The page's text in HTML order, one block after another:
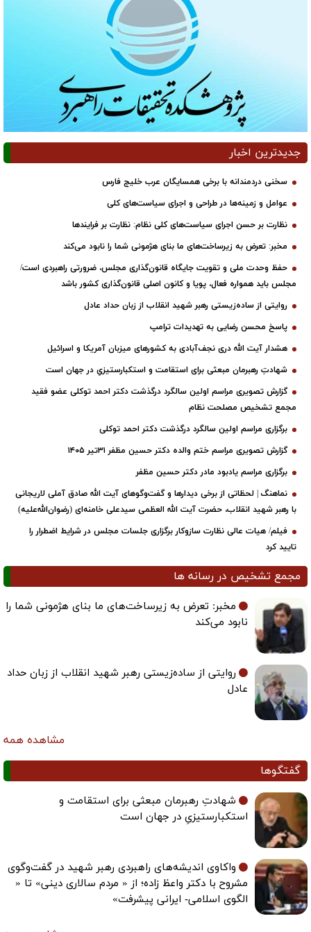
جدیدترین اخبار
سخنی دردمندانه با برخی همسایگان عرب خلیج فارس
عوامل و زمینه‌ها در طراحی و اجرای سیاست‌های کلی
نظارت بر حسن اجرای سیاست‌های کلی نظام: نظارت بر فرایندها
مخبر: تعرض به زیرساخت‌های ما بنای هژمونی شما را نابود می‌کند
حفظ وحدت ملی و تقویت جایگاه قانون‌گذاری مجلس، ضرورتی راهبردی است/
مجلس باید همواره فعال، پویا و کانون اصلی قانون‌گذاری کشور باشد
روایتی از ساده‌زیستی رهبر شهید انقلاب از زبان حداد عادل
پاسخ محسن رضایی به تهدیدات ترامپ
هشدار آیت الله دری نجف‌آبادی به کشورهای میزبان آمریکا و اسرائیل
شهادتِ رهبرمان مبعثی برای استقامت و استکبارستیزیِ در جهان است
گزارش تصویری مراسم اولین سالگرد درگذشت دکتر احمد توکلی عضو فقید
مجمع تشخیص مصلحت نظام
برگزاری مراسم اولین سالگرد درگذشت دکتر احمد توکلی
گزارش تصویری مراسم ختم والده دکتر حسین مظفر ۳۱تیر ۱۴۰۵
برگزاری مراسم یادبود مادر دکتر حسین مظفر
نماهنگ | لحظاتی از برخی دیدارها و گفت‌وگوهای آیت ‌الله صادق آملی لاریجانی
با رهبر شهید انقلاب، حضرت آیت‌ الله العظمی سیدعلی خامنه‌ای (رضوان‌الله‌علیه)
فیلم/ هیات عالی نظارت سازوکار برگزاری جلسات مجلس در شرایط اضطرار را
تایید کرد
مجمع تشخیص در رسانه ها
مخبر: تعرض به زیرساخت‌های ما بنای هژمونی شما را
نابود می‌کند
روایتی از ساده‌زیستی رهبر شهید انقلاب از زبان حداد
عادل
مشاهده همه
گفتگوها
شهادتِ رهبرمان مبعثی برای استقامت و
استکبارستیزیِ در جهان است
واکاوی اندیشه‌های راهبردی رهبر شهید در گفت‌وگوی
مشروح با دکتر واعظ زاده؛ از « مردم سالاری دینی» تا «
الگوی اسلامی- ایرانی پیشرفت»